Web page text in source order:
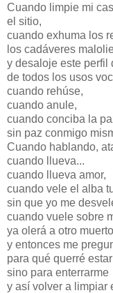
Cuando limpie mi
el sitio,
cuando exhuma los
los cadáveres
y desaloje este perfil
de todos los usos
cuando rehúse,
cuando anule,
cuando conciba la
sin paz conmigo
Cuando hablando,
cuando llueva...
cuando llueva amor,
cuando vele el alba
sin que yo me
cuando vuele sobre
ya olerá a otro
y entonces me
para qué querré
sino para enterrarme
y así volver a limpiar